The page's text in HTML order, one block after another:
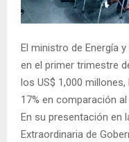
El ministro de Energía
en el primer trimestre
los US$ 1,000
17% en comparación
En su presentación en
Extraordinaria de